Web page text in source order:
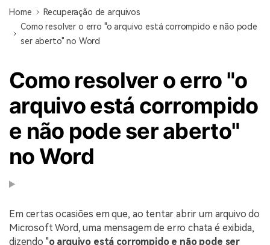
Home
Recuperação de arquivos
Como resolver o erro "o arquivo está corrompido e não pode
ser aberto" no Word
Como resolver o erro "o
arquivo está corrompido
e não pode ser aberto"
no Word
Em certas ocasiões em que, ao tentar abrir um arquivo do
Microsoft Word, uma mensagem de erro chata é exibida,
dizendo "o arquivo está corrompido e não pode ser